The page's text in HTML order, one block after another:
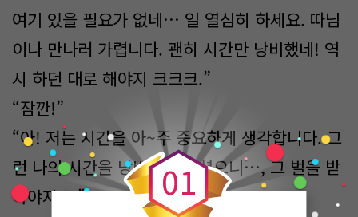
여기 있을 필요가 없네… 일 열심히 하세요. 따님
이나 만나러 가렵니다. 괜히 시간만 낭비했네! 역
시 하던 대로 해야지 크크크.”
“잠깐!”
“아! 저는 시간을 아~주 중요하게 생각합니다. 그
런 나의 시간을 낭비하게 하셨으니…, 그 벌을 받
아야지요.”
0
0
1